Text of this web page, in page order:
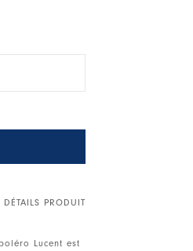
DÉTAILS PRODUIT
Lucent est